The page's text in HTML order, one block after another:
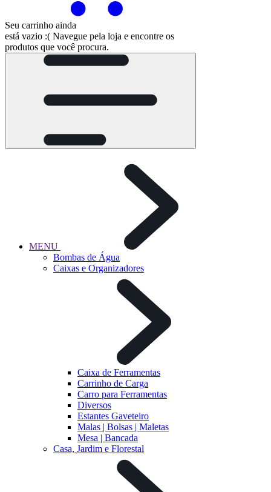
Seu carrinho ainda
está vazio :( Navegue pela loja e encontre os
produtos que você procura.
MENU
Bombas de Água
Caixas e Organizadores
Caixa de Ferramentas
Carrinho de Carga
Carro para Ferramentas
Diversos
Estantes Gaveteiro
Malas | Bolsas | Maletas
Mesa | Bancada
Casa, Jardim e Florestal